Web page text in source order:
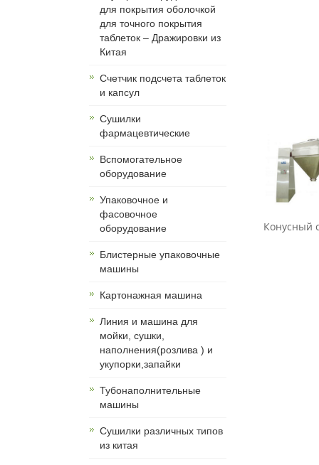
для покрытия оболочкой
для точного покрытия
таблеток – Дражировки из
Китая
Счетчик подсчета таблеток
и капсул
Сушилки
фармацевтические
Вспомогательное
оборудование
Упаковочное и
фасовочное
оборудование
Блистерные упаковочные
машины
Картонажная машина
Линия и машина для
мойки, сушки,
наполнения(розлива ) и
укупорки,запайки
Тубонаполнительные
машины
Сушилки различных типов
из китая
Конусный